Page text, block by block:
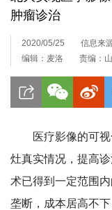
肿瘤诊治
2020/05/25
信息来
编辑：麦洛
责编：
医疗影像的可
灶真实情况，提高
术已得到一定范围
垄断，成本居高不下